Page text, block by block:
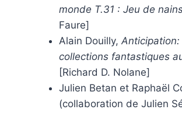
monde T.31 : Jeu de
Faure]
Alain Douilly,
collections fantastiques
[Richard D. Nolane]
Julien Betan et Raphaël
(collaboration de Julien